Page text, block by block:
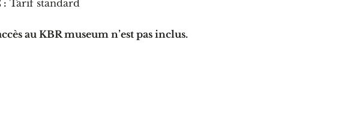
: Tarif standard
au KBR museum n’est pas inclus.